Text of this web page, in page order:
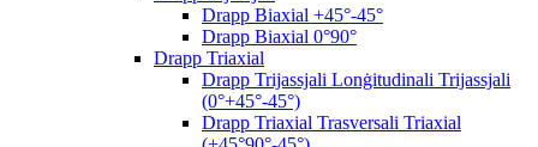
Drapp Biaxial +45°-45°
Drapp Biaxial 0°90°
Drapp Triaxial
Drapp Trijassjali Lonġitudinali Trijassjali
(0°+45°-45°)
Drapp Triaxial Trasversali Triaxial